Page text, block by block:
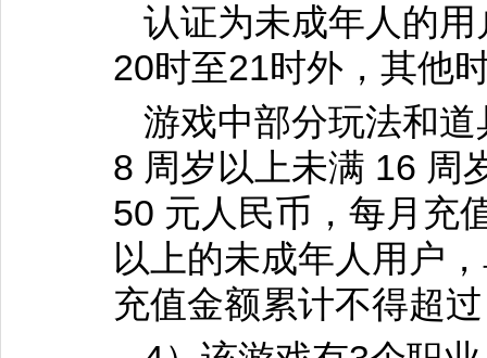
认证为未成年人的
20时至21时外，其他
游戏中部分玩法和
8 周岁以上未满 16 周
50 元人民币，每月充
以上的未成年人用户
充值金额累计不得超